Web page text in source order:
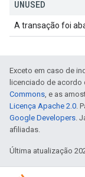
UNUSED
A transação foi
Exceto em caso de
licenciado de acordo
Commons, e as
Licença Apache 2.0.
Google Developers.
afiliadas.
Última atualização